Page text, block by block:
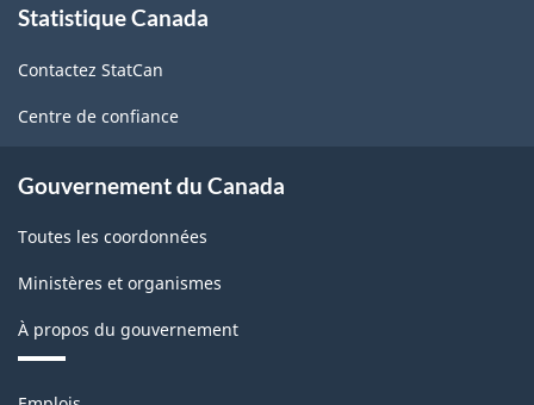
-
propos
ce
site
Statistique Canada
Contactez StatCan
Centre de confiance
Gouvernement du Canada
Toutes les coordonnées
Ministères et organismes
À propos du gouvernement
Thèmes